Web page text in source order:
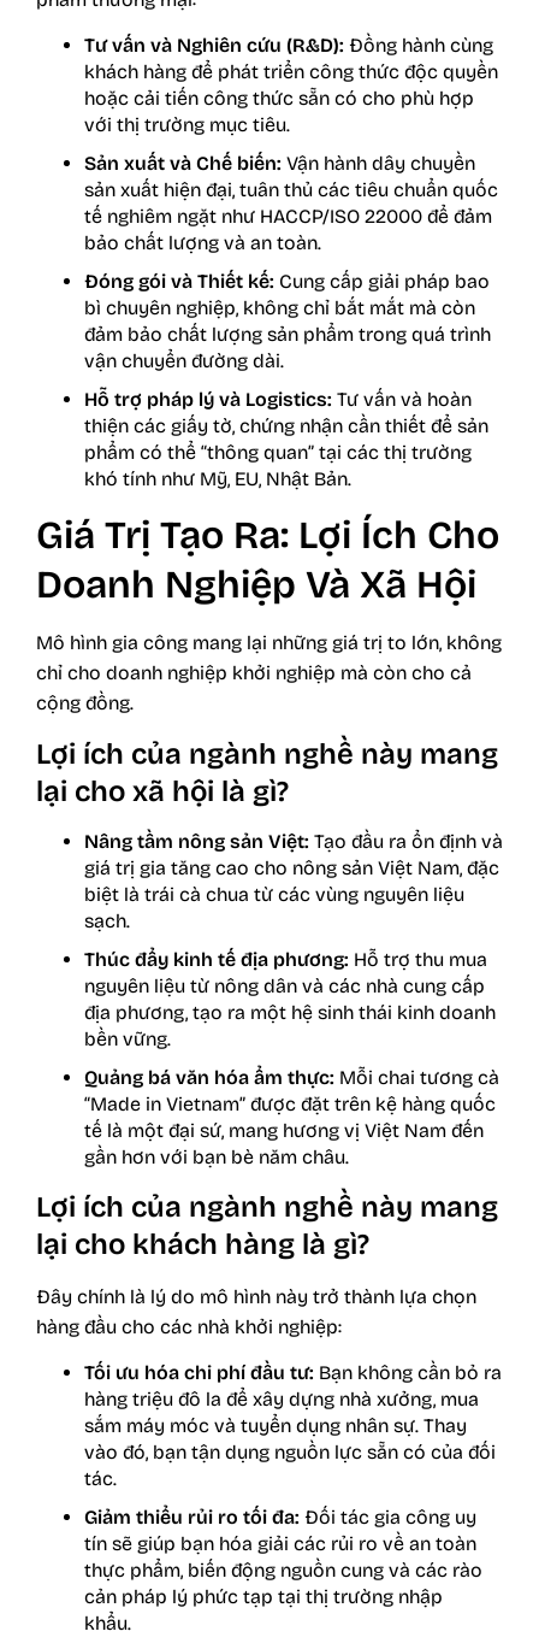
Tư vấn và Nghiên cứu (R&D): Đồng hành cùng
khách hàng để phát triển công thức độc quyền
hoặc cải tiến công thức sẵn có cho phù hợp
với thị trường mục tiêu.
Sản xuất và Chế biến: Vận hành dây chuyền
sản xuất hiện đại, tuân thủ các tiêu chuẩn quốc
tế nghiêm ngặt như HACCP/ISO 22000 để đảm
bảo chất lượng và an toàn.
Đóng gói và Thiết kế: Cung cấp giải pháp bao
bì chuyên nghiệp, không chỉ bắt mắt mà còn
đảm bảo chất lượng sản phẩm trong quá trình
vận chuyển đường dài.
Hỗ trợ pháp lý và Logistics: Tư vấn và hoàn
thiện các giấy tờ, chứng nhận cần thiết để sản
phẩm có thể “thông quan” tại các thị trường
khó tính như Mỹ, EU, Nhật Bản.
Giá Trị Tạo Ra: Lợi Ích Cho
Doanh Nghiệp Và Xã Hội
Mô hình gia công mang lại những giá trị to lớn, không
chỉ cho doanh nghiệp khởi nghiệp mà còn cho cả
cộng đồng.
Lợi ích của ngành nghề này mang
lại cho xã hội là gì?
Nâng tầm nông sản Việt: Tạo đầu ra ổn định và
giá trị gia tăng cao cho nông sản Việt Nam, đặc
biệt là trái cà chua từ các vùng nguyên liệu
sạch.
Thúc đẩy kinh tế địa phương: Hỗ trợ thu mua
nguyên liệu từ nông dân và các nhà cung cấp
địa phương, tạo ra một hệ sinh thái kinh doanh
bền vững.
Quảng bá văn hóa ẩm thực: Mỗi chai tương cà
“Made in Vietnam” được đặt trên kệ hàng quốc
tế là một đại sứ, mang hương vị Việt Nam đến
gần hơn với bạn bè năm châu.
Lợi ích của ngành nghề này mang
lại cho khách hàng là gì?
Đây chính là lý do mô hình này trở thành lựa chọn
hàng đầu cho các nhà khởi nghiệp:
Tối ưu hóa chi phí đầu tư: Bạn không cần bỏ ra
hàng triệu đô la để xây dựng nhà xưởng, mua
sắm máy móc và tuyển dụng nhân sự. Thay
vào đó, bạn tận dụng nguồn lực sẵn có của đối
tác.
Giảm thiểu rủi ro tối đa: Đối tác gia công uy
tín sẽ giúp bạn hóa giải các rủi ro về an toàn
thực phẩm, biến động nguồn cung và các rào
cản pháp lý phức tạp tại thị trường nhập
khẩu.